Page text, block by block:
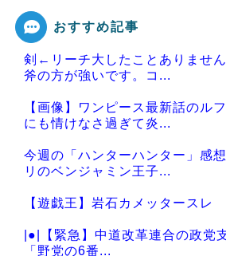
Powered by livedoor 相互RSS
おすすめ記事
剣←リーチ大したことありませ
斧の方が強いです。コ...
【画像】ワンピース最新話のル
にも情けなさ過ぎて炎...
今週の「ハンターハンター」感
リのベンジャミン王子...
【遊戯王】岩石カメッタースレ
|●|【緊急】中道改革連合の政党
「野党の6番...